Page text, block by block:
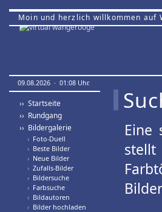
Moin und herzlich willkommen auf
09.08.2026 · 01:08 Uhr.
›› Startseite
›› Rundgang
›› Bildergalerie
› Foto-Duell
› Beste Bilder
› Neue Bilder
› Zufalls-Bilder
› Bildersuche
› Farbsuche
› Bildautoren
› Bilder hochladen
Eine
stellt